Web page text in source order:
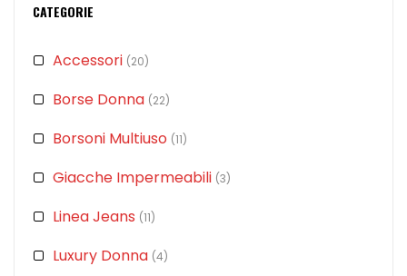
CATEGORIE
Accessori (20)
Borse Donna (22)
Borsoni Multiuso (11)
Giacche Impermeabili (3)
Linea Jeans (11)
Luxury Donna (4)